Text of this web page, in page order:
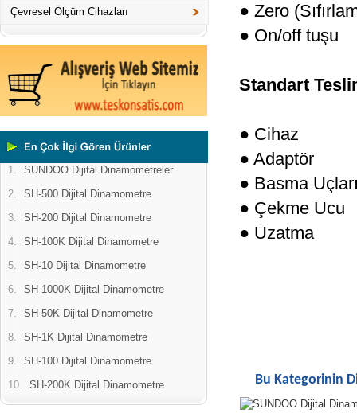
Çevresel Ölçüm Cihazları
1.
SUNDOO Dijital Dinamometreler
2.
SH-500 Dijital Dinamometre
3.
SH-200 Dijital Dinamometre
4.
SH-100K Dijital Dinamometre
5.
SH-10 Dijital Dinamometre
6.
SH-1000K Dijital Dinamometre
7.
SH-50K Dijital Dinamometre
8.
SH-1K Dijital Dinamometre
9.
SH-100 Dijital Dinamometre
10.
SH-200K Dijital Dinamometre
● Zero
● On/off tuşu
Standart
● Cihaz
● Adaptör
● Basma
● Çekme Ucu
● Uzatma
Bu Kategorinin